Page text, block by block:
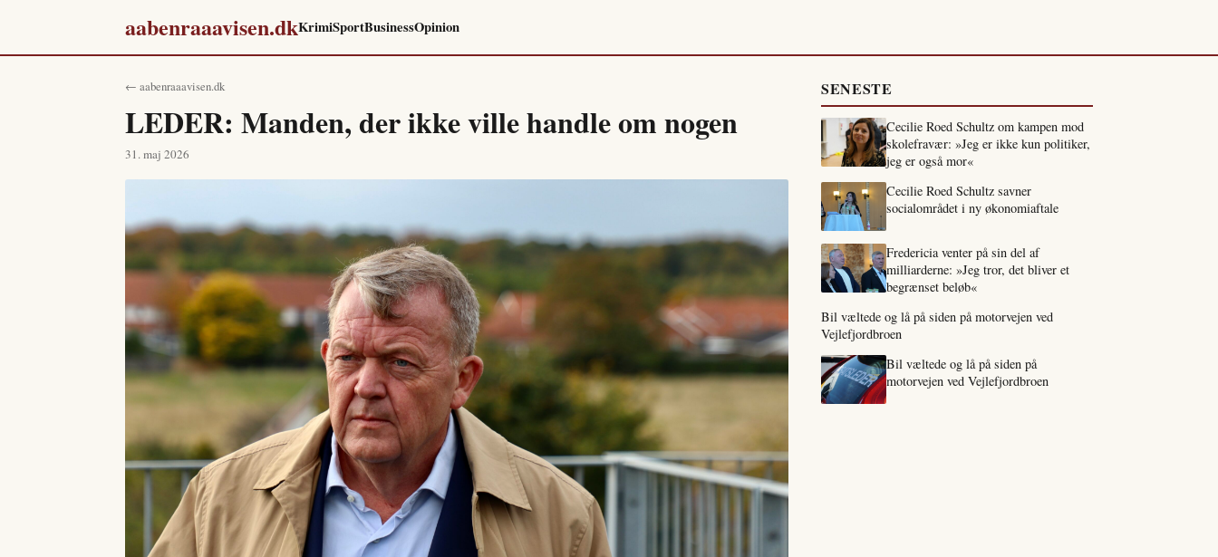
aabenraaavisen.dkKrimiSportBusinessOpinion
← aabenraaavisen.dk
LEDER: Manden, der ikke ville handle om nogen
31. maj 2026
SENESTE
Cecilie Roed Schultz om kampen mod
skolefravær: »Jeg er ikke kun politiker,
jeg er også mor«
Cecilie Roed Schultz savner
socialområdet i ny økonomiaftale
Fredericia venter på sin del af
milliarderne: »Jeg tror, det bliver et
begrænset beløb«
Bil væltede og lå på siden på motorvejen ved
Vejlefjordbroen
Bil væltede og lå på siden på
motorvejen ved Vejlefjordbroen